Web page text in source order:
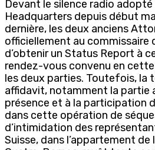
Devant le silence radio adopté
Headquarters depuis début
dernière, les deux anciens
officiellement au commissaire
d’obtenir un Status Report à
rendez-vous convenu en
les deux parties. Toutefois, la
affidavit, notamment la partie
présence et à la participation
dans cette opération de
d’intimidation des
Suisse, dans l’appartement de